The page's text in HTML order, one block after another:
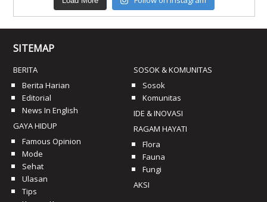
SITEMAP
BERITA
Berita Harian
Editorial
News In English
GAYA HIDUP
Famous Opinion
Mode
Sehat
Ulasan
Tips
SOSOK & KOMUNITAS
Sosok
Komunitas
IDE & INOVASI
RAGAM HAYATI
Flora
Fauna
Fungi
AKSI